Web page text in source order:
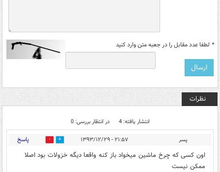
* لطفا عدد مقابل را در جعبه متن وارد کنید
نظرات
انتشار یافته: 4 در انتظار بررسی: 0
پسر ۲۱:۵۷ - ۱۳۹۳/۱۲/۲۹ 0 پاسخ
اون کسی که چرخ ماشین میخواد باز کنه واقعا دیگه خزولات بود اصلا
ممکن نیست